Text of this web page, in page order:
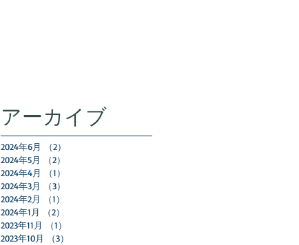
アーカイブ
2024年6月 （2）
2024年5月
（2）
2024年4月
（1）
2024年3月
（3）
2024年2月
（1）
2024年1月
（2）
2023年11月
（1）
2023年10月
（3）